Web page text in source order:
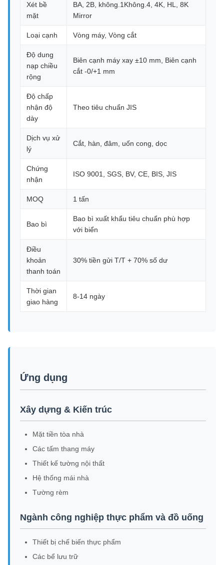
Xét bề
mặt
BA, 2B, không.1Không.4, 4K, HL, 8K
Mirror
Loại cạnh Vòng máy, Vòng cắt
Độ dung
nạp chiều
rộng
Biên cạnh máy xay ±10 mm, Biên cạnh
cắt -0/+1 mm
Độ chấp
nhận độ
dày
Theo tiêu chuẩn JIS
Dịch vụ xử
lý
Cắt, hàn, đâm, uốn cong, dọc
Chứng
nhận
ISO 9001, SGS, BV, CE, BIS, JIS
MOQ 1 tấn
Bao bì
Bao bì xuất khẩu tiêu chuẩn phù hợp
với biển
Điều
khoản
thanh toán
30% tiền gửi T/T + 70% số dư
Thời gian
giao hàng
8-14 ngày
Ứng dụng
Xây dựng & Kiến trúc
Mặt tiền tòa nhà
Các tấm thang máy
Thiết kế tường nội thất
Hệ thống mái nhà
Tường rèm
Ngành công nghiệp thực phẩm và đồ uống
Thiết bị chế biến thực phẩm
Các bể lưu trữ